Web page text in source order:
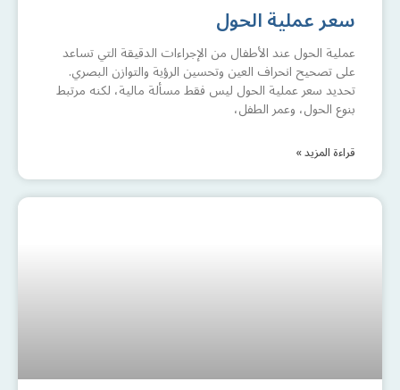
سعر عملية الحول
عملية الحول عند الأطفال من الإجراءات الدقيقة التي تساعد
على تصحيح انحراف العين وتحسين الرؤية والتوازن البصري.
تحديد سعر عملية الحول ليس فقط مسألة مالية، لكنه مرتبط
بنوع الحول، وعمر الطفل،
قراءة المزيد »